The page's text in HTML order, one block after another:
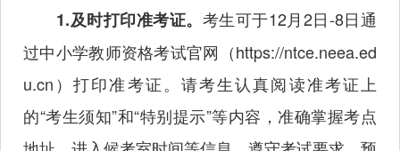
1.及时打印准考证。 考生可于12月2日-8日通
过中小学教师资格考试官网（https://ntce.neea.ed
u.cn ）打印准考证。请考生认真阅读准考证上
的“考生须知”和“特别提示”等内容，准确掌握考点